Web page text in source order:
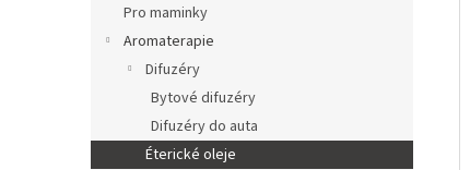
Pro maminky
Aromaterapie
Difuzéry
Bytové difuzéry
Difuzéry do auta
Éterické oleje